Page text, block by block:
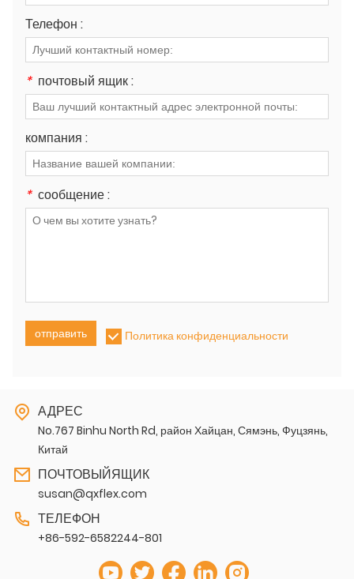
Телефон :
* почтовый ящик :
компания :
* сообщение :
отправить Политика конфиденциальности
АДРЕС
No.767 Binhu North Rd, район Хайцан, Сямэнь, Фуцзянь,
Китай
ПОЧТОВЫЙЯЩИК
susan@qxflex.com
ТЕЛЕФОН
+86-592-6582244-801